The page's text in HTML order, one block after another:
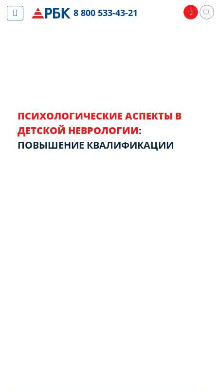
ПСИХОЛОГИЧЕСКИЕ АСПЕКТЫ В
ДЕТСКОЙ НЕВРОЛОГИИ:
ПОВЫШЕНИЕ КВАЛИФИКАЦИИ
8 800 533-43-21